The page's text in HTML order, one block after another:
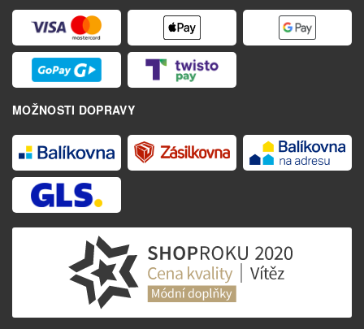
MOŽNOSTI DOPRAVY